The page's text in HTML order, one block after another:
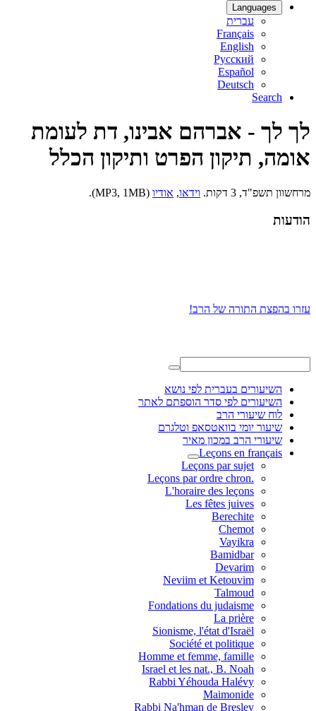
Languages
עברית
Français
English
Русский
Español
Deutsch
Search
לך לך - אברהם אבינו, דת לעומת
אומה, תיקון הפרט ותיקון הכלל
מרחשוון תשפ"ד, 3 דקות. וידאו, אודיו (MP3, 1MB).
הודעות
עזרו בהפצת התורה של הרב!
השיעורים בעברית לפי נושא
השיעורים לפי סדר הוספתם לאתר
לוח שיעורי הרב
שיעור יומי בוואטסאפ וטלגרם
שיעורי הרב במכון מאיר
Leçons en français
Leçons par sujet
.Leçons par ordre chron
L'horaire des leçons
Les fêtes juives
Berechite
Chemot
Vayikra
Bamidbar
Devarim
Neviim et Ketouvim
Talmoud
Fondations du judaisme
La prière
Sionisme, l'état d'Israël
Société et politique
Homme et femme, famille
Israel et les nat., B. Noah
Rabbi Yéhouda Halévy
Maimonide
Rabbi Na'hman de Breslev